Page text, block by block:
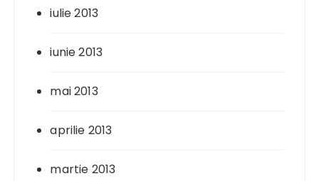
iulie 2013
iunie 2013
mai 2013
aprilie 2013
martie 2013